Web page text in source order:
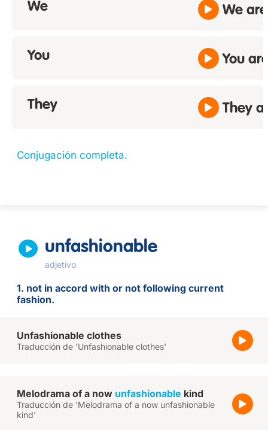
We We are
You You
They They
Conjugación completa.
unfashionable
adjetivo
1. not in accord with or not following current
fashion.
Unfashionable clothes
Traducción de 'Unfashionable clothes'
Melodrama of a now unfashionable kind
Traducción de 'Melodrama of a now unfashionable
kind'